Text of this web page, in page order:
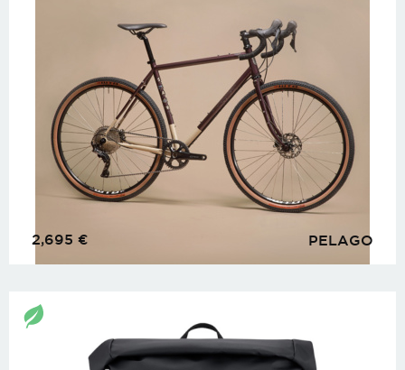
PELAGO
2,695 €